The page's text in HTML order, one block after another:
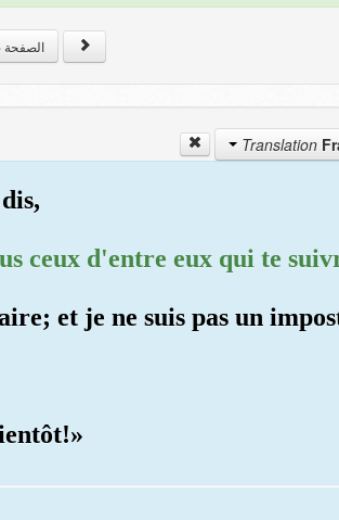
الصفحة Page
ceux d'entre eux qui te
et je ne suis pas un